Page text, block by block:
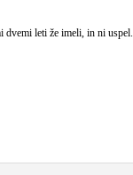
dvemi leti že imeli, in ni uspel.